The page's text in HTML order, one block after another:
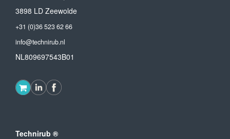
3898 LD Zeewolde
+31 (0)36 523 62 66
info@technirub.nl
NL809697543B01
Technirub ®